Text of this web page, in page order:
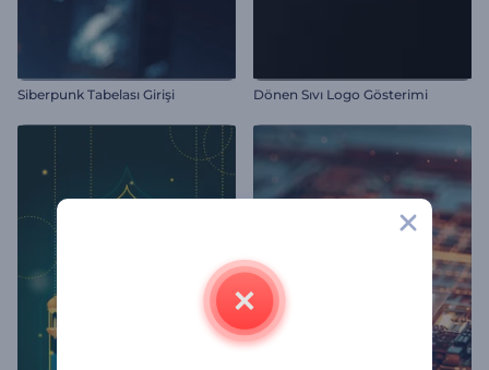
Siberpunk Tabelası Girişi Dönen Sıvı Logo Gösterimi